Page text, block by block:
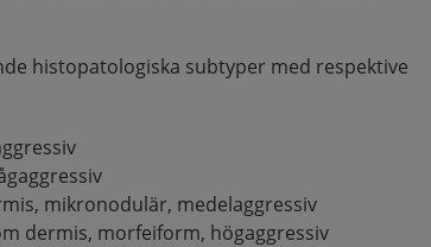
histopatologiska subtyper med respektive
mikronodulär, medelaggressiv
dermis, morfeiform, högaggressiv